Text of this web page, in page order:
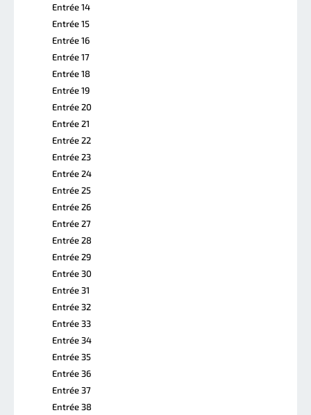
Entrée 14
Entrée 15
Entrée 16
Entrée 17
Entrée 18
Entrée 19
Entrée 20
Entrée 21
Entrée 22
Entrée 23
Entrée 24
Entrée 25
Entrée 26
Entrée 27
Entrée 28
Entrée 29
Entrée 30
Entrée 31
Entrée 32
Entrée 33
Entrée 34
Entrée 35
Entrée 36
Entrée 37
Entrée 38